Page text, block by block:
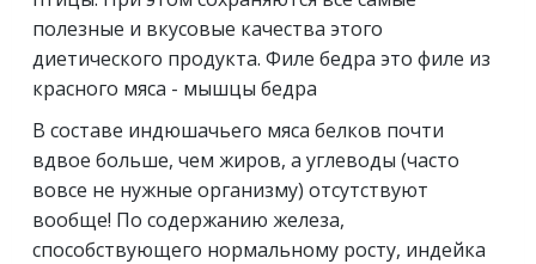
полезные и вкусовые качества этого
диетического продукта. Филе бедра это филе из
красного мяса - мышцы бедра
В составе индюшачьего мяса белков почти
вдвое больше, чем жиров, а углеводы (часто
вовсе не нужные организму) отсутствуют
вообще! По содержанию железа,
способствующего нормальному росту, индейка